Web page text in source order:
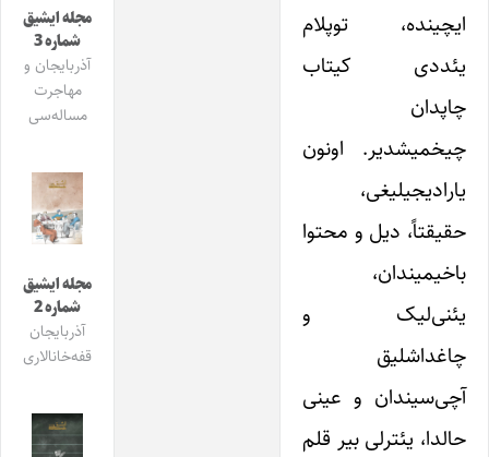
ایچینده، توپلام
یئددی کیتاب
چاپدان
چیخمیشدیر. اونون
یارادیجیلیغی‌،
حقیقتاً، دیل و محتوا
باخیمیندان،
یئنی‌لیک و
چاغداشلیق
آچی‌سیندان و عینی
حالدا، یئترلی بیر قلم
مجله ایشیق
شماره 3
آذربایجان و
مهاجرت
مساله‌سی
مجله ایشیق
شماره 2
آذربایجان
قفه‌خانالاری